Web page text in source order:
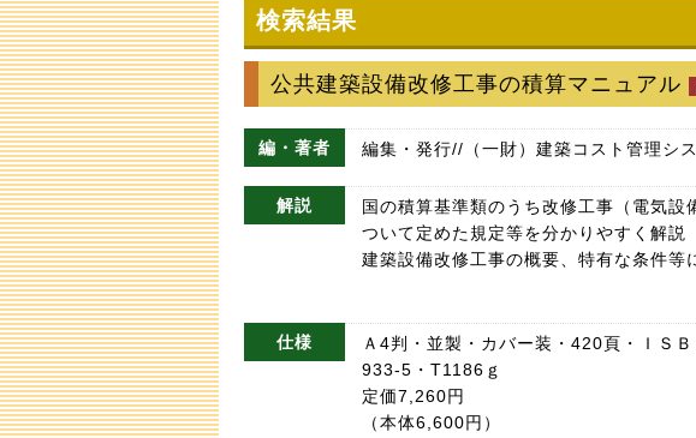
検索結果
公共建築設備改修工事の積算マニュアル
編・著者 編集・発行//（一財）建築コスト管理シ
解説
国の積算基準類のうち改修工事（電気設
ついて定めた規定等を分かりやすく解説
建築設備改修工事の概要、特有な条件等
仕様
Ａ4判・並製・カバー装・420頁・ＩＳ
933-5・T1186ｇ
定価7,260円
（本体6,600円）